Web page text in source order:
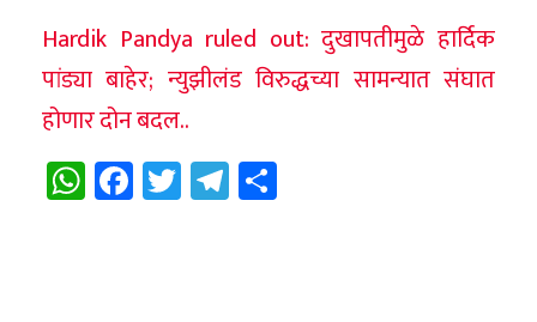
Hardik Pandya ruled out: दुखापतीमुळे हार्दिक
पांड्या बाहेर; न्युझीलंड विरुद्धच्या सामन्यात संघात
होणार दोन बदल..
WhatsApp
Facebook
TwitterTelegram